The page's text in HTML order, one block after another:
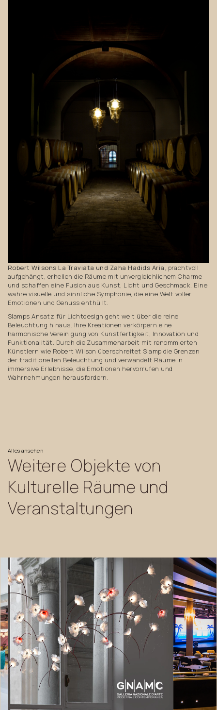
Robert Wilsons La Traviata und Zaha Hadids Aria, prachtvoll
aufgehängt, erhellen die Räume mit unvergleichlichem Charme
und schaffen eine Fusion aus Kunst, Licht und Geschmack. Eine
wahre visuelle und sinnliche Symphonie, die eine Welt voller
Emotionen und Genuss enthüllt.
Slamps Ansatz für Lichtdesign geht weit über die reine
Beleuchtung hinaus. Ihre Kreationen verkörpern eine
harmonische Vereinigung von Kunstfertigkeit, Innovation und
Funktionalität. Durch die Zusammenarbeit mit renommierten
Künstlern wie Robert Wilson überschreitet Slamp die Grenzen
der traditionellen Beleuchtung und verwandelt Räume in
immersive Erlebnisse, die Emotionen hervorrufen und
Wahrnehmungen herausfordern.
Alles ansehen
Weitere Objekte von
Kulturelle Räume und
Veranstaltungen